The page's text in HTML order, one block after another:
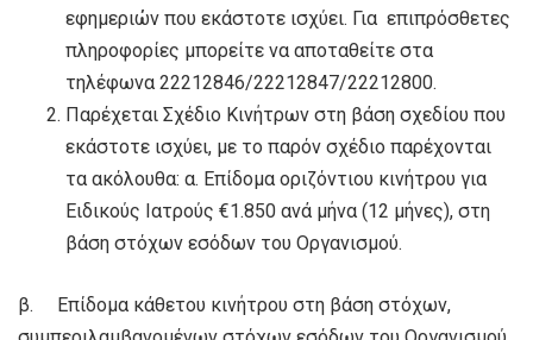
εφημεριών που εκάστοτε ισχύει. Για επιπρόσθετες
πληροφορίες μπορείτε να αποταθείτε στα
τηλέφωνα 22212846/22212847/22212800.
Παρέχεται Σχέδιο Κινήτρων στη βάση σχεδίου που
εκάστοτε ισχύει, με το παρόν σχέδιο παρέχονται
τα ακόλουθα: α. Επίδομα οριζόντιου κινήτρου για
Ειδικούς Ιατρούς €1.850 ανά μήνα (12 μήνες), στη
βάση στόχων εσόδων του Οργανισμού.
β. Επίδομα κάθετου κινήτρου στη βάση στόχων,